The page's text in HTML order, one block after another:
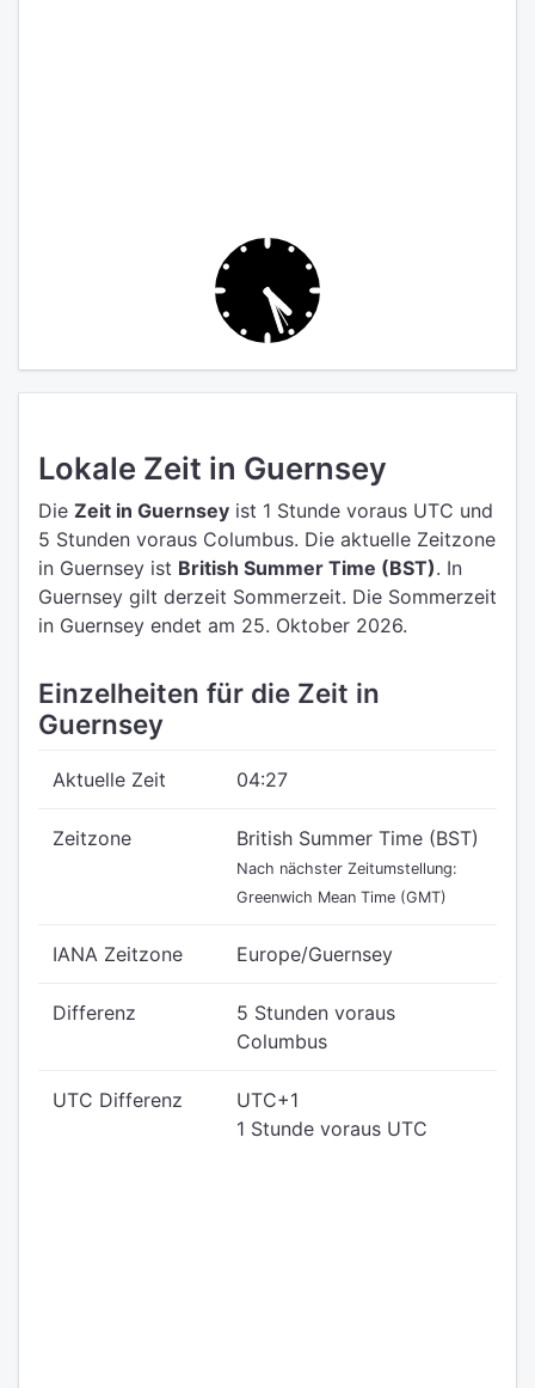
Lokale Zeit in Guernsey
Die Zeit in Guernsey ist 1 Stunde voraus UTC und
5 Stunden voraus Columbus. Die aktuelle Zeitzone
in Guernsey ist British Summer Time (BST). In
Guernsey gilt derzeit Sommerzeit. Die Sommerzeit
in Guernsey endet am 25. Oktober 2026.
Einzelheiten für die Zeit in
Guernsey
Aktuelle Zeit 04:27
Zeitzone British Summer Time (BST)
Nach nächster Zeitumstellung:
Greenwich Mean Time (GMT)
IANA Zeitzone Europe/Guernsey
Differenz
5 Stunden voraus
Columbus
UTC Differenz
UTC+1
1 Stunde voraus UTC